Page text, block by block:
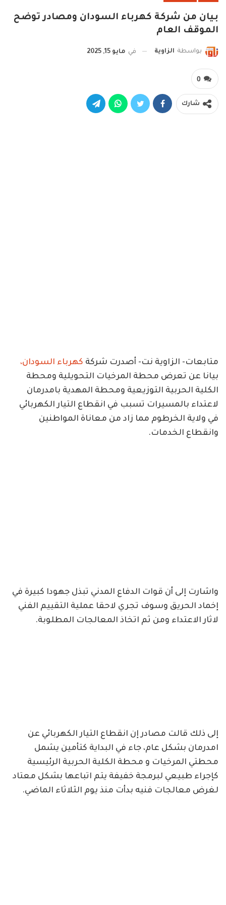
بيان من شركة كهرباء السودان ومصادر توضح
الموقف العام
بواسطة الزاوية في مايو 15, 2025
0
شارك
متابعات- الزاوية نت- أصدرت شركة كهرباء السودان،
بيانا عن تعرض محطة المرخيات التحويلية ومحطة
الكلية الحربية التوزيعية ومحطة المهدية بامدرمان
لاعتداء بالمسيرات تسبب في انقطاع التيار الكهربائي
في ولاية الخرطوم مما زاد من معاناة المواطنين
وانقطاع الخدمات.
واشارت إلى أن قوات الدفاع المدني تبذل جهودا كبيرة في
إخماد الحريق وسوف تجري لاحقا عملية التقييم الفني
لاثار الاعتداء ومن ثم اتخاذ المعالجات المطلوبة.
إلى ذلك قالت مصادر إن انقطاع التيار الكهربائي عن
امدرمان بشكل عام، جاء في البداية كتأمين يشمل
محطتي المرخيات و محطة الكلية الحربية الرئيسية
كإجراء طبيعي لبرمجة خفيفة يتم اتباعها بشكل معتاد
لغرض معالجات فنيه بدأت منذ يوم الثلاثاء الماضي.